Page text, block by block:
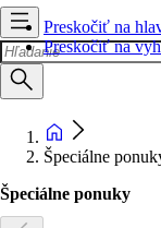
Preskočiť na
Preskočiť na
Špeciálne
Špeciálne ponuky